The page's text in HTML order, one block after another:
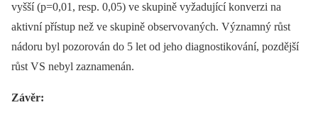
vyšší (p=0,01, resp. 0,05) ve skupině vyžadující konverzi na
aktivní přístup než ve skupině observovaných. Významný růst
nádoru byl pozorován do 5 let od jeho diagnostikování, pozdější
růst VS nebyl zaznamenán.
Závěr: